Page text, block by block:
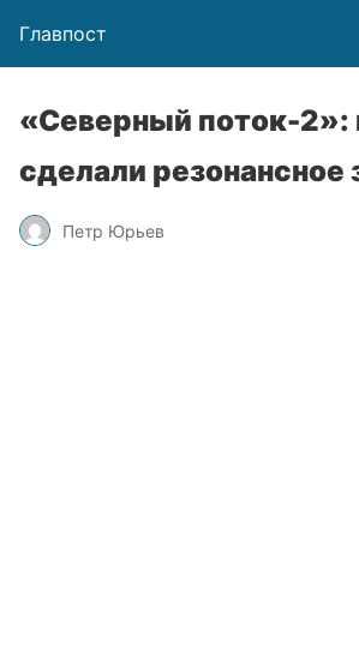
Главпост
«Северный поток-2»:
сделали резонансное
Петр Юрьев